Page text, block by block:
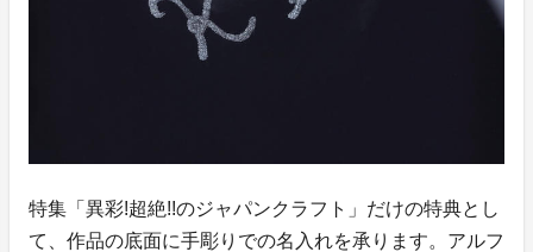
特集「異彩!超絶!!のジャパンクラフト」だけの特典とし
て、作品の底面に手彫りでの名入れを承ります。アルフ